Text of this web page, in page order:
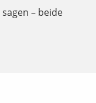
– beide